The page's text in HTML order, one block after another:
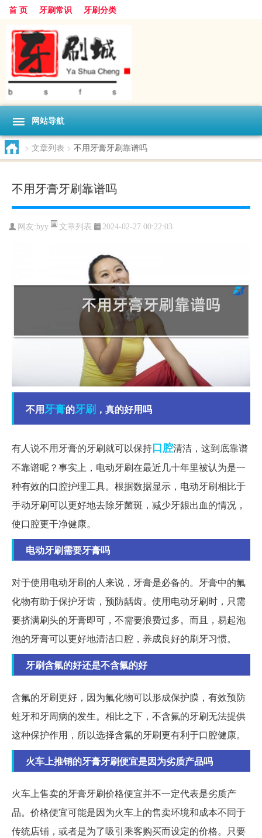
首 页 牙刷常识 牙刷分类
网站导航
> 文章列表 > 不用牙膏牙刷靠谱吗
不用牙膏牙刷靠谱吗
网友:byy 文章列表 2024-02-27 00:22:03
不用牙膏的牙刷 ，真的好用吗
有人说不用牙膏的牙刷就可以保持口腔清洁，这到底靠谱
不靠谱呢？事实上，电动牙刷在最近几十年里被认为是一
种有效的口腔护理工具。根据数据显示，电动牙刷相比于
手动牙刷可以更好地去除牙菌斑，减少牙龈出血的情况，
使口腔更干净健康。
电动牙刷需要牙膏吗
对于使用电动牙刷的人来说，牙膏是必备的。牙膏中的氟
化物有助于保护牙齿，预防龋齿。使用电动牙刷时，只需
要挤满刷头的牙膏即可，不需要浪费过多。而且，易起泡
泡的牙膏可以更好地清洁口腔，养成良好的刷牙习惯。
牙刷含氟的好还是不含氟的好
含氟的牙刷更好，因为氟化物可以形成保护膜，有效预防
蛀牙和牙周病的发生。相比之下，不含氟的牙刷无法提供
这种保护作用，所以选择含氟的牙刷更有利于口腔健康。
火车上推销的牙膏牙刷便宜是因为劣质产品吗
火车上售卖的牙膏牙刷价格便宜并不一定代表是劣质产
品。价格便宜可能是因为火车上的售卖环境和成本不同于
传统店铺，或者是为了吸引乘客购买而设定的价格。只要